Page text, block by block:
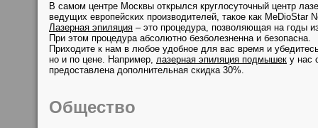
В самом центре Москвы открылся круглосуточный центр
ведущих европейских производителей, такое как MeDioStar
Лазерная эпиляция – это процедура, позволяющая на годы
При этом процедура абсолютно безболезненна и безопасна.
Приходите к нам в любое удобное для вас время и
но и по цене. Например, лазерная эпиляция подмышек у нас
предоставлена дополнительная скидка 30%.
Общество